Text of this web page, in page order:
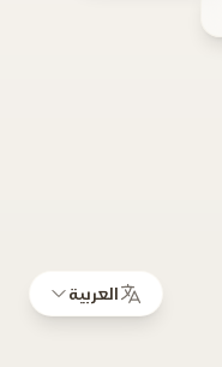
العربية